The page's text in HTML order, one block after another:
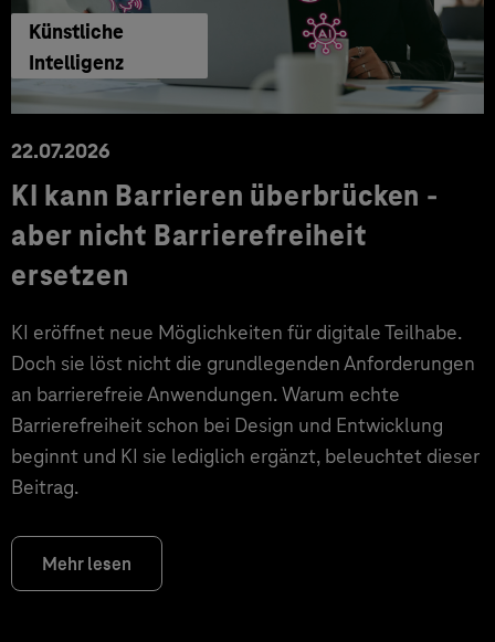
Künstliche
Intelligenz
22.07.2026
KI kann Barrieren überbrücken -
aber nicht Barrierefreiheit
ersetzen
KI eröffnet neue Möglichkeiten für digitale Teilhabe.
Doch sie löst nicht die grundlegenden Anforderungen
an barrierefreie Anwendungen. Warum echte
Barrierefreiheit schon bei Design und Entwicklung
beginnt und KI sie lediglich ergänzt, beleuchtet dieser
Beitrag.
Mehr lesen